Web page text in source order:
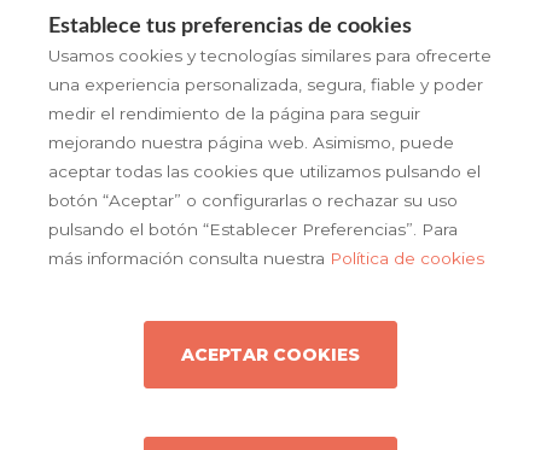
Beneficios
¡Pruébalo!
FarmaOffice
Actualidad
Contacto
Copyright © 2026 farmaoffice
Establece tus preferencias de cookies
Usamos cookies y tecnologías similares para ofrecerte
una experiencia personalizada, segura, fiable y poder
medir el rendimiento de la página para seguir
mejorando nuestra página web. Asimismo, puede
aceptar todas las cookies que utilizamos pulsando el
botón “Aceptar” o configurarlas o rechazar su uso
pulsando el botón “Establecer Preferencias”. Para
más información consulta nuestra Política de cookies
ACEPTAR COOKIES